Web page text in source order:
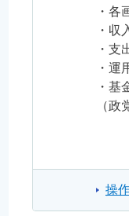
・
・
・
・
・
（
操